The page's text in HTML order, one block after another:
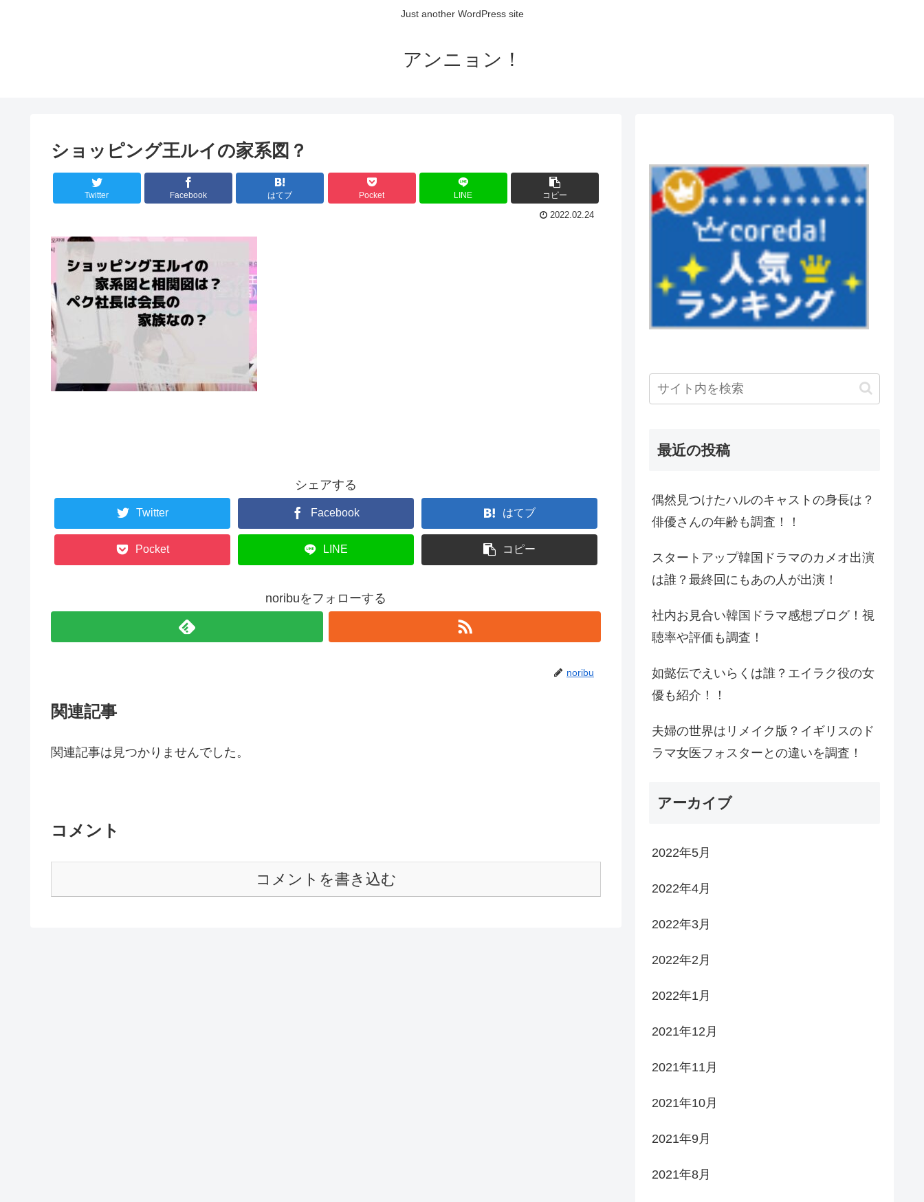
Just another WordPress site
アンニョン！
ショッピング王ルイの家系図？
Twitter Facebook はてブ Pocket LINE コピー
2022.02.24
シェアする
Twitter Facebook はてブ
Pocket LINE コピー
noribuをフォローする
noribu
関連記事
関連記事は見つかりませんでした。
コメント
コメントを書き込む
最近の投稿
偶然見つけたハルのキャストの身長は？
俳優さんの年齢も調査！！
スタートアップ韓国ドラマのカメオ出演
は誰？最終回にもあの人が出演！
社内お見合い韓国ドラマ感想ブログ！視
聴率や評価も調査！
如懿伝でえいらくは誰？エイラク役の女
優も紹介！！
夫婦の世界はリメイク版？イギリスのド
ラマ女医フォスターとの違いを調査！
アーカイブ
2022年5月
2022年4月
2022年3月
2022年2月
2022年1月
2021年12月
2021年11月
2021年10月
2021年9月
2021年8月